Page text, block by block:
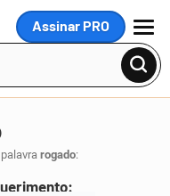
Assinar PRO
MENU
rogado: